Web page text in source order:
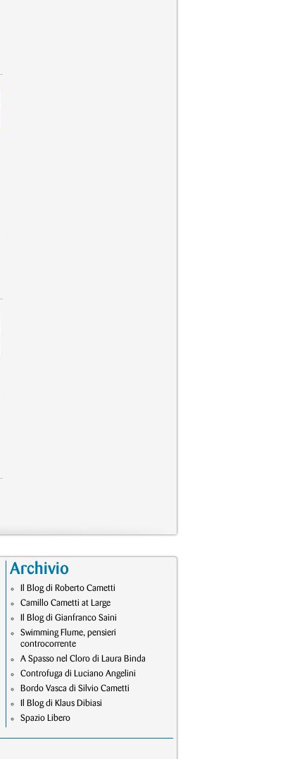
Archivio
Il Blog di Roberto Cametti
Camillo Cametti at Large
Il Blog di Gianfranco Saini
Swimming Flume, pensieri
controcorrente
A Spasso nel Cloro di Laura Binda
Controfuga di Luciano Angelini
Bordo Vasca di Silvio Cametti
Il Blog di Klaus Dibiasi
Spazio Libero